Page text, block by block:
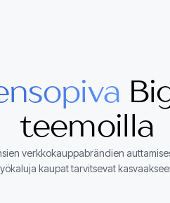
teemoilla
verkkokauppabrändien
kaupat tarvitsevat